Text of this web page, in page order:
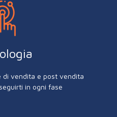
di vendita e post vendita
in ogni fase